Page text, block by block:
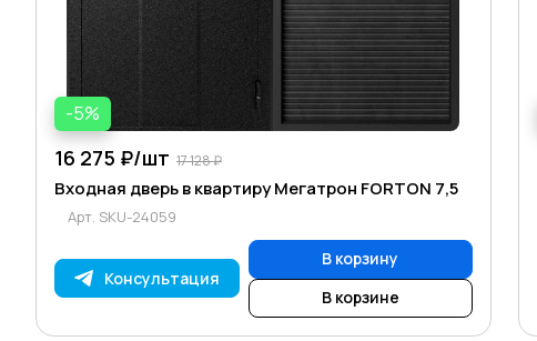
-5%
16 275 ₽/шт 17 128 ₽
Входная дверь в квартиру Мегатрон FORTON 7,5
Арт. SKU-24059
Консультация
В корзину
В корзине